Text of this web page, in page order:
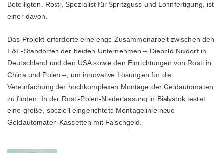
Beteiligten. Rosti, Spezialist für Spritzguss und Lohnfertigung, ist
einer davon.
Das Projekt erforderte eine enge Zusammenarbeit zwischen den
F&E-Standorten der beiden Unternehmen – Diebold Nixdorf in
Deutschland und den USA sowie den Einrichtungen von Rosti in
China und Polen –, um innovative Lösungen für die
Vereinfachung der hochkomplexen Montage der Geldautomaten
zu finden. In der Rosti-Polen-Niederlassung in Białystok testet
eine große, speziell eingerichtete Montagelinie neue
Geldautomaten-Kassetten mit Falschgeld.